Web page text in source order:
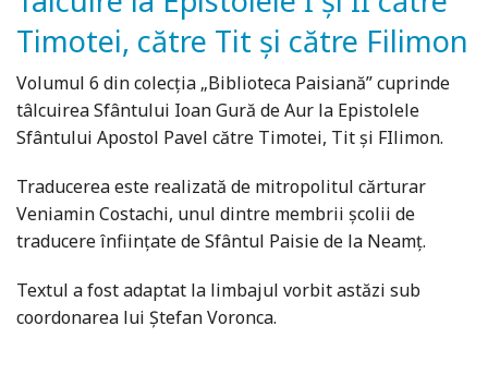
Timotei, către Tit și către Filimon
Volumul 6 din colecția „Biblioteca Paisiană” cuprinde
tâlcuirea Sfântului Ioan Gură de Aur la Epistolele
Sfântului Apostol Pavel către Timotei, Tit și FIlimon.
Traducerea este realizată de mitropolitul cărturar
Veniamin Costachi, unul dintre membrii școlii de
traducere înființate de Sfântul Paisie de la Neamț.
Textul a fost adaptat la limbajul vorbit astăzi sub
coordonarea lui Ștefan Voronca.